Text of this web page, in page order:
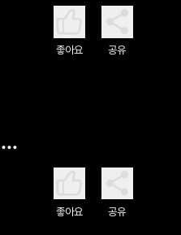
좋아요 공유
좋아요 공유